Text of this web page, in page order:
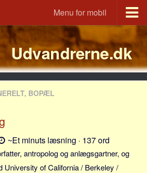
Menu for mobil
Udvandrerne.dk
BOPÆL
~Et minuts læsning · 137 ord
antropolog og anlægsgartner, og
of California / Berkeley /